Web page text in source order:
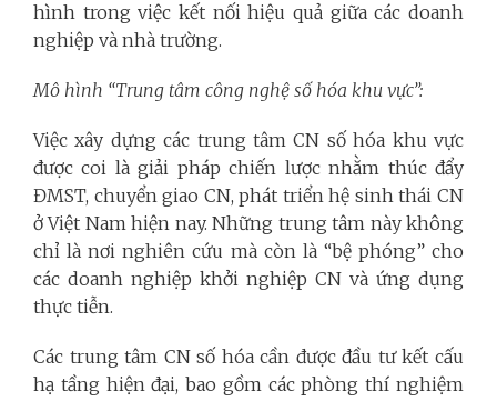
hình trong việc kết nối hiệu quả giữa các doanh
nghiệp và nhà trường.
Mô hình “Trung tâm công nghệ số hóa khu vực”:
Việc xây dựng các trung tâm CN số hóa khu vực
được coi là giải pháp chiến lược nhằm thúc đẩy
ĐMST, chuyển giao CN, phát triển hệ sinh thái CN
ở Việt Nam hiện nay. Những trung tâm này không
chỉ là nơi nghiên cứu mà còn là “bệ phóng” cho
các doanh nghiệp khởi nghiệp CN và ứng dụng
thực tiễn.
Các trung tâm CN số hóa cần được đầu tư kết cấu
hạ tầng hiện đại, bao gồm các phòng thí nghiệm